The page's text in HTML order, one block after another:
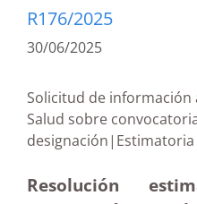
R176/2025
30/06/2025
Solicitud de información
Salud sobre
Resolución